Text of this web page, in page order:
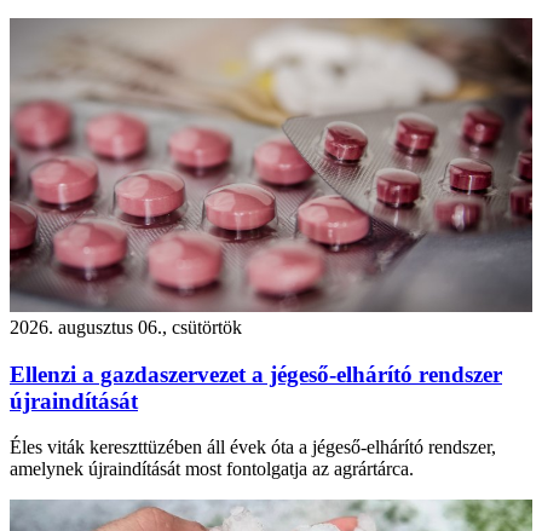
2026. augusztus 06., csütörtök
Ellenzi a gazdaszervezet a jégeső-elhárító rendszer
újraindítását
Éles viták kereszttüzében áll évek óta a jégeső-elhárító rendszer,
amelynek újraindítását most fontolgatja az agrártárca.